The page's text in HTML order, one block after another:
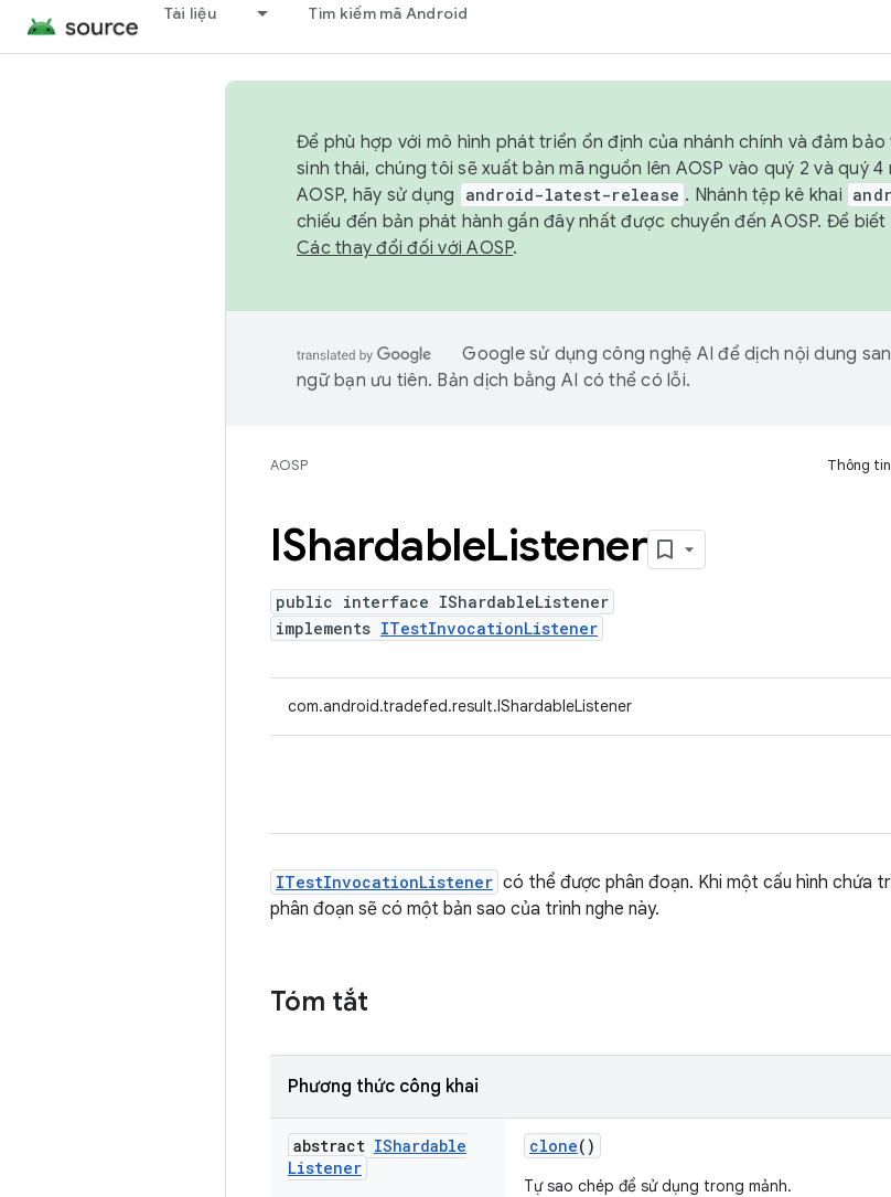
Tài liệu Tìm kiếm mã Android
Để phù hợp với mô hình phát triển ổn định của nhánh chính và đảm
sinh thái, chúng tôi sẽ xuất bản mã nguồn lên AOSP vào quý 2 và quý
AOSP, hãy sử dụng
android-latest-release . Nhánh tệp kê khai
chiếu đến bản phát hành gần đây nhất được chuyển đến AOSP. Để
Các thay đổi đối với AOSP.
Google sử dụng công nghệ AI để dịch nội dung
ngữ bạn ưu tiên. Bản dịch bằng AI có thể có lỗi.
AOSP Thông
IShardableListener
public interface IShardableListener
implements ITestInvocationListener
com.android.tradefed.result.IShardableListener
ITestInvocationListener có thể được phân đoạn. Khi một cấu hình chứa
phân đoạn sẽ có một bản sao của trình nghe này.
Tóm tắt
Phương thức công khai
abstract IShardable
Listener
clone()
Tự sao chép để sử dụng trong mảnh.